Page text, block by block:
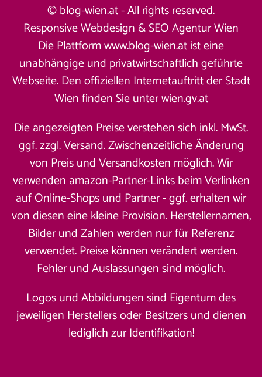
© blog-wien.at - All rights reserved.
Responsive Webdesign &SEO Agentur Wien
Die Plattform www.blog-wien.at ist eine
unabhängige und privatwirtschaftlich geführte
Webseite. Den offiziellen Internetauftritt der Stadt
Wien finden Sie unterwien.gv.at
Die angezeigten Preise verstehen sich inkl. MwSt.
ggf. zzgl. Versand. Zwischenzeitliche Änderung
von Preis und Versandkosten möglich. Wir
verwenden amazon-Partner-Links beim Verlinken
auf Online-Shops und Partner - ggf. erhalten wir
von diesen eine kleine Provision. Herstellernamen,
Bilder und Zahlen werden nur für Referenz
verwendet. Preise können verändert werden.
Fehler und Auslassungen sind möglich.
Logos und Abbildungen sind Eigentum des
jeweiligen Herstellers oder Besitzers und dienen
lediglich zur Identifikation!